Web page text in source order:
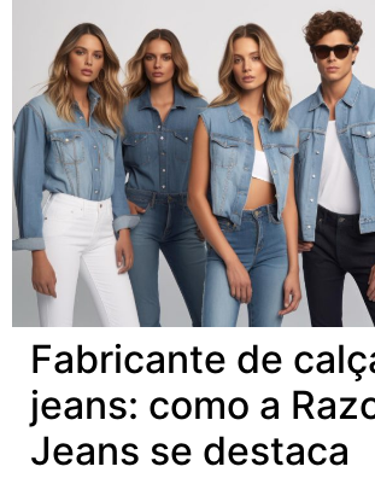
Fabricante de
jeans: como a
Jeans se destaca